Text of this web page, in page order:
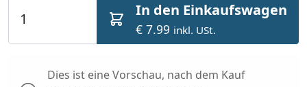
In den Einkaufswagen
€ 7.99 inkl. USt.
Dies ist eine Vorschau, nach dem Kauf